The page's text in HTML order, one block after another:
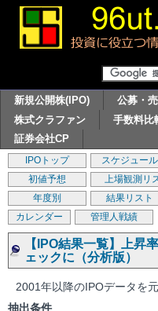
新規公開株(IPO) 公募・
株式クラファン
手数料比
証券会社CP
IPOトップ スケジュール
初値予想
上場観測リ
年度別
結果リスト
カレンダー
管理人戦績
【IPO結果一覧】上昇
ェックに（分析版）
2001年以降のIPOデータを
抽出条件